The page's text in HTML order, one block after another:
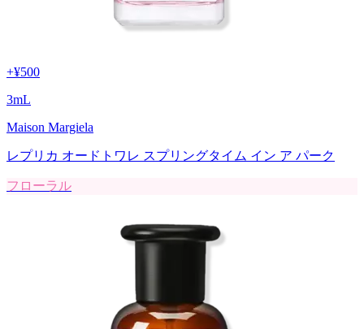
+¥500
3mL
Maison Margiela
レプリカ オードトワレ スプリングタイム イン ア パーク
フローラル